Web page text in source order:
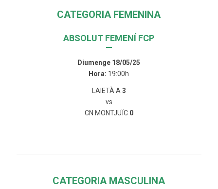
CATEGORIA FEMENINA
ABSOLUT FEMENÍ FCP
—
Diumenge 18/05/25
Hora: 19:00h
LAIETÀ A3
vs
CN MONTJUÏC 0
CATEGORIA MASCULINA